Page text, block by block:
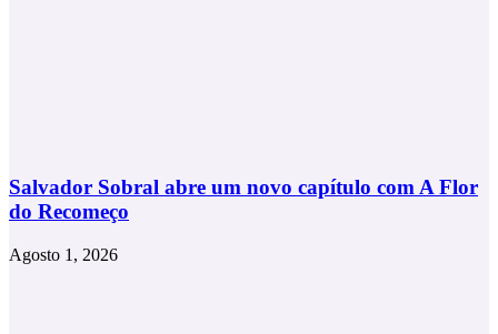
Salvador Sobral abre um novo capítulo com A Flor
do Recomeço
Agosto 1, 2026